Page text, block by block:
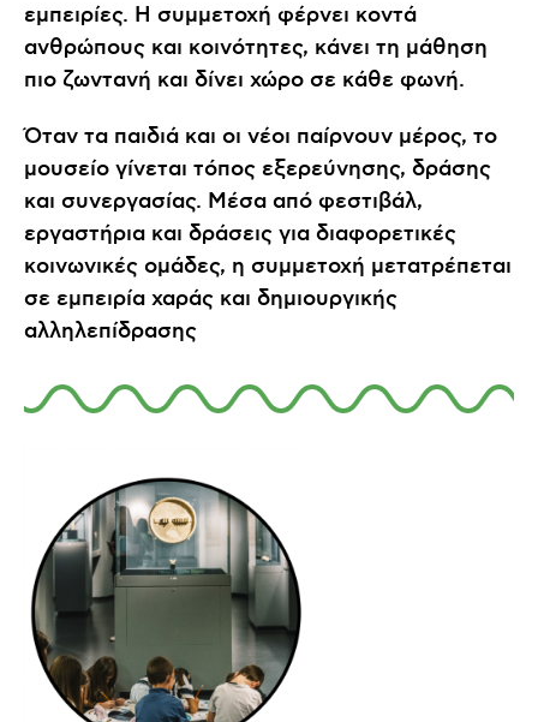
εμπειρίες. Η συμμετοχή φέρνει κοντά
ανθρώπους και κοινότητες, κάνει τη μάθηση
πιο ζωντανή και δίνει χώρο σε κάθε φωνή.
Όταν τα παιδιά και οι νέοι παίρνουν μέρος, το
μουσείο γίνεται τόπος εξερεύνησης, δράσης
και συνεργασίας. Μέσα από φεστιβάλ,
εργαστήρια και δράσεις για διαφορετικές
κοινωνικές ομάδες, η συμμετοχή μετατρέπεται
σε εμπειρία χαράς και δημιουργικής
αλληλεπίδρασης